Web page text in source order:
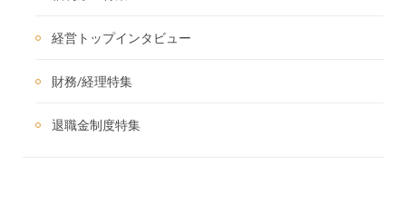
経営トップインタビュー
財務/経理特集
退職金制度特集